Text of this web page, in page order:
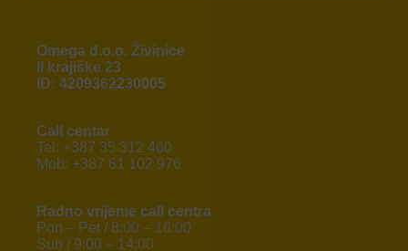
Omega d.o.o. Živinice
II krajiške 23
ID: 4209362230005
Call centar
Tel: +387 35 312 460
Mob: +387 61 102 976
Radno vrijeme call centra
Pon – Pet / 8:00 – 16:00
Sub / 9:00 – 14:00